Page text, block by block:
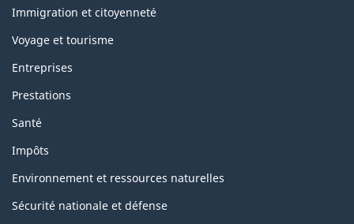
topics
Immigration et citoyenneté
Voyage et tourisme
Entreprises
Prestations
Santé
Impôts
Environnement et ressources naturelles
Sécurité nationale et défense